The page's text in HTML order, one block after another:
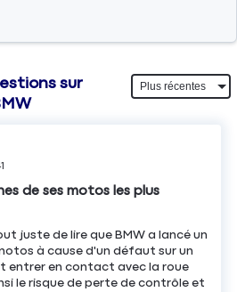
sur
de ses motos les plus
juste de lire que BMW a lancé un
à cause d'un défaut sur un
entrer en contact avec la roue
le risque de perte de contrôle et